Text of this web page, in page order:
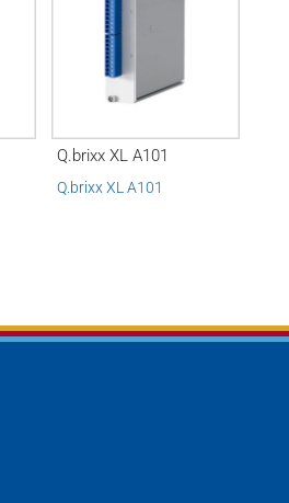
Q.brixx XL A101
Q.brixx XL A101